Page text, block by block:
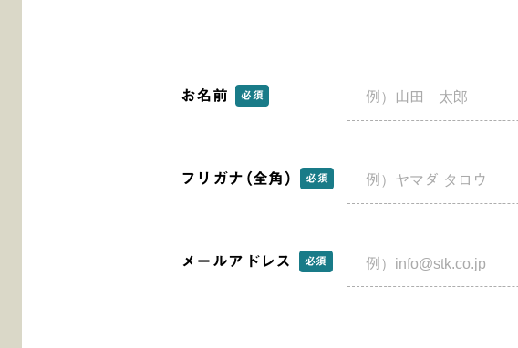
お名前 必須
フリガナ（全角） 必須
メールアドレス 必須